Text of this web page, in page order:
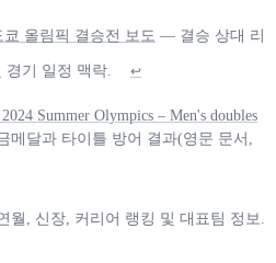
올림픽 결승전 보도 — 결승 상대 리
기 일정 맥락. ↩
Summer Olympics – Men's doubles
달과 타이틀 방어 결과(영문 문서,
월, 신장, 커리어 랭킹 및 대표팀 정보.